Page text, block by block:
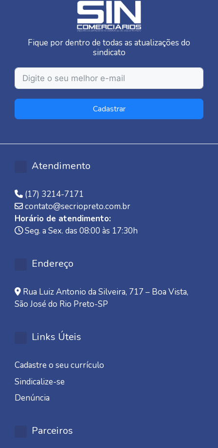
Fique por dentro de todas as atualizações do
sindicato
Cadastrar
Atendimento
(17) 3214-7171
contato@secriopreto.com.br
Horário de atendimento:
Seg. a Sex. das 08:00 às 17:30h
Endereço
Rua Luiz Antonio da Silveira, 717 – Boa Vista,
São José do Rio Preto-SP
Links Úteis
Cadastre o seu currículo
Sindicalize-se
Denúncia
Parceiros